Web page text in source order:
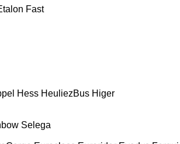
Fast
Hess HeuliezBus Higer
Selega